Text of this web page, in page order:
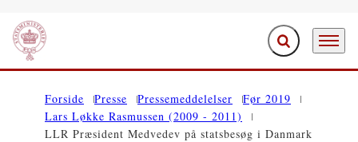
Gå til forsiden Fold søgefelt ud
Menu
Forside Presse Pressemeddelelser
Før 2019
Lars Løkke Rasmussen (2009 - 2011)
LLR Præsident Medvedev på statsbesøg i Danmark